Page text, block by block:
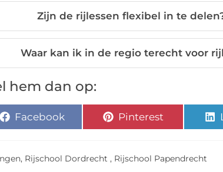
Zijn de rijlessen flexibel in te
Waar kan ik in de regio terecht voor
hem dan op:
Facebook Pinterest
, Rijschool Dordrecht , Rijschool Papendrecht